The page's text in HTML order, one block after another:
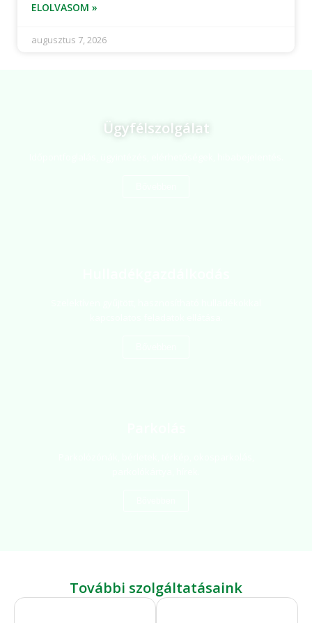
ELOLVASOM »
augusztus 7, 2026
Ügyfélszolgálat
További szolgáltatásaink